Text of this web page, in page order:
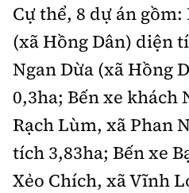
Giải trí - Thể thao
Tòa soạn: Số 2 Nguyễn
Hà Nội.
Tổng biên tập:Nguyễn Thị
Phó Tổng biên tập:Nguyễn
Nguyễn Đức Thắng, La Đức
Hotline:
0901 514 799
Quảng cáo và
0915 057 282
Cự thể, 8 dự án gồm:
(xã Hồng Dân) diện
Ngan Dừa (xã Hồng
0,3ha; Bến xe khách
Rạch Lùm, xã Phan
tích 3,83ha; Bến xe
Xẻo Chích, xã Vĩnh